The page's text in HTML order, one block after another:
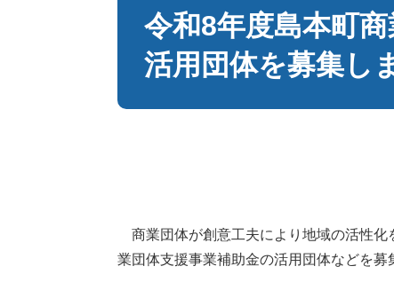
令和8年度島本町
活用団体を募集し
商業団体が創意工夫により地域の活性化
業団体支援事業補助金の活用団体などを募